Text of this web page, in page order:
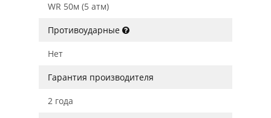
WR 50м (5 атм)
Противоударные
Нет
Гарантия производителя
2 года